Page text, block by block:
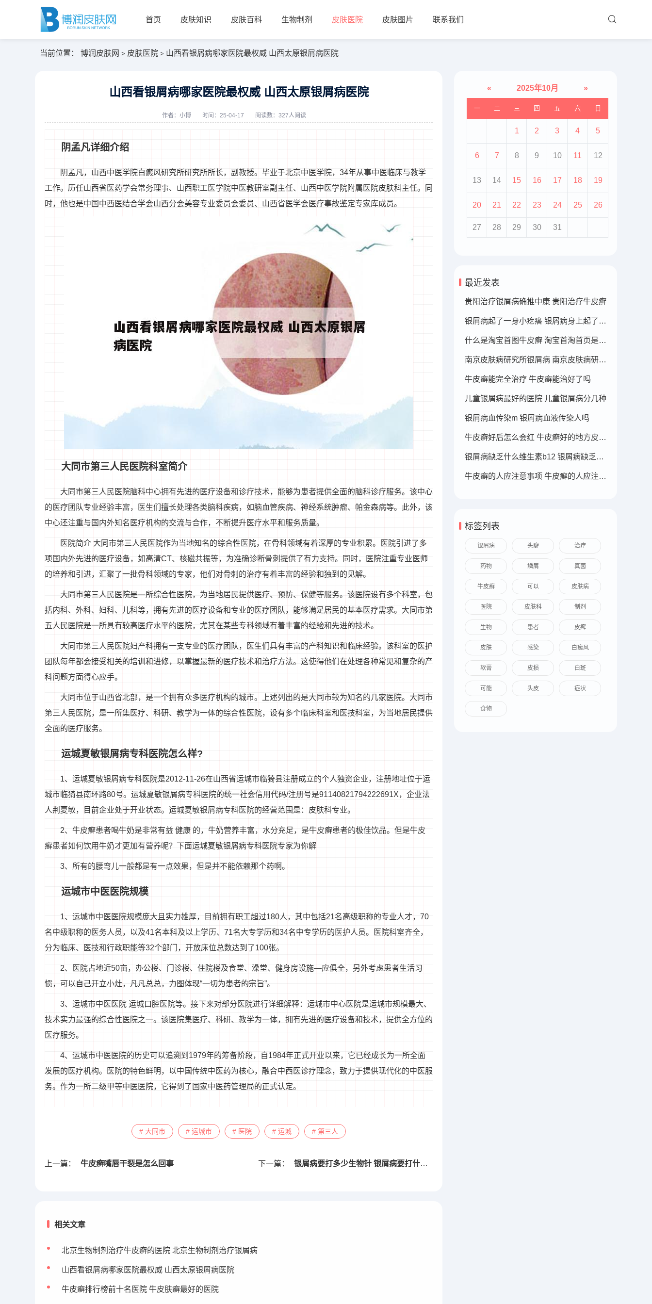
首页 皮肤知识 皮肤百科 生物制剂 皮肤医院 皮肤图片 联系我们
当前位置： 博润皮肤网 > 皮肤医院 > 山西看银屑病哪家医院最权威 山西太原银屑病医院
山西看银屑病哪家医院最权威 山西太原银屑病医院
作者： 小博 时间：25-04-17 阅读数：327人阅读
阴孟凡详细介绍
阴孟凡，山西中医学院白癜风研究所研究所所长，副教授。毕业于北京中医学院，34年从事中医临床与教学
工作。历任山西省医药学会常务理事、山西职工医学院中医教研室副主任、山西中医学院附属医院皮肤科主任。同
时，他也是中国中西医结合学会山西分会美容专业委员会委员、山西省医学会医疗事故鉴定专家库成员。
大同市第三人民医院科室简介
大同市第三人民医院脑科中心拥有先进的医疗设备和诊疗技术，能够为患者提供全面的脑科诊疗服务。该中心
的医疗团队专业经验丰富，医生们擅长处理各类脑科疾病，如脑血管疾病、神经系统肿瘤、帕金森病等。此外，该
中心还注重与国内外知名医疗机构的交流与合作，不断提升医疗水平和服务质量。
医院简介 大同市第三人民医院作为当地知名的综合性医院，在骨科领域有着深厚的专业积累。医院引进了多
项国内外先进的医疗设备，如高清CT、核磁共振等，为准确诊断骨刺提供了有力支持。同时，医院注重专业医师
的培养和引进，汇聚了一批骨科领域的专家，他们对骨刺的治疗有着丰富的经验和独到的见解。
大同市第三人民医院是一所综合性医院，为当地居民提供医疗、预防、保健等服务。该医院设有多个科室，包
括内科、外科、妇科、儿科等，拥有先进的医疗设备和专业的医疗团队，能够满足居民的基本医疗需求。大同市第
五人民医院是一所具有较高医疗水平的医院，尤其在某些专科领域有着丰富的经验和先进的技术。
大同市第三人民医院妇产科拥有一支专业的医疗团队，医生们具有丰富的产科知识和临床经验。该科室的医护
团队每年都会接受相关的培训和进修，以掌握最新的医疗技术和治疗方法。这使得他们在处理各种常见和复杂的产
科问题方面得心应手。
大同市位于山西省北部，是一个拥有众多医疗机构的城市。上述列出的是大同市较为知名的几家医院。大同市
第三人民医院，是一所集医疗、科研、教学为一体的综合性医院，设有多个临床科室和医技科室，为当地居民提供
全面的医疗服务。
运城夏敏银屑病专科医院怎么样?
1、运城夏敏银屑病专科医院是2012-11-26在山西省运城市临猗县注册成立的个人独资企业，注册地址位于运
城市临猗县南环路80号。运城夏敏银屑病专科医院的统一社会信用代码/注册号是91140821794222691X，企业法
人荆夏敏，目前企业处于开业状态。运城夏敏银屑病专科医院的经营范围是：皮肤科专业。
2、牛皮癣患者喝牛奶是非常有益 健康 的，牛奶营养丰富，水分充足，是牛皮癣患者的极佳饮品。但是牛皮
癣患者如何饮用牛奶才更加有营养呢？下面运城夏敏银屑病专科医院专家为你解
3、所有的腰弯儿一般都是有一点效果，但是并不能依赖那个药啊。
运城市中医医院规模
1、运城市中医医院规模庞大且实力雄厚，目前拥有职工超过180人，其中包括21名高级职称的专业人才，70
名中级职称的医务人员，以及41名本科及以上学历、71名大专学历和34名中专学历的医护人员。医院科室齐全，
分为临床、医技和行政职能等32个部门，开放床位总数达到了100张。
2、医院占地近50亩，办公楼、门诊楼、住院楼及食堂、澡堂、健身房设施—应俱全，另外考虑患者生活习
惯，可以自己开立小灶，凡凡总总，力图体现“一切为患者的宗旨”。
3、运城市中医医院 运城口腔医院等。接下来对部分医院进行详细解释：运城市中心医院是运城市规模最大、
技术实力最强的综合性医院之一。该医院集医疗、科研、教学为一体，拥有先进的医疗设备和技术，提供全方位的
医疗服务。
4、运城市中医医院的历史可以追溯到1979年的筹备阶段，自1984年正式开业以来，它已经成长为一所全面
发展的医疗机构。医院的特色鲜明，以中国传统中医药为核心，融合中西医诊疗理念，致力于提供现代化的中医服
务。作为一所二级甲等中医医院，它得到了国家中医药管理局的正式认定。
# 大同市 # 运城市 # 医院 # 运城 # 第三人
上一篇： 牛皮癣嘴唇干裂是怎么回事 下一篇： 银屑病要打多少生物针 银屑病要打什么生物制剂
相关文章
北京生物制剂治疗牛皮癣的医院 北京生物制剂治疗银屑病
山西看银屑病哪家医院最权威 山西太原银屑病医院
牛皮癣排行榜前十名医院 牛皮肤癣最好的医院
« 2025年10月 »
一 二 三 四 五 六 日
1 2 3 4 5
6 7 8 9 10 11 12
13 14 15 16 17 18 19
20 21 22 23 24 25 26
27 28 29 30 31
最近发表
贵阳治疗银屑病确推中康 贵阳治疗牛皮癣
银屑病起了一身小疙瘩 银屑病身上起了好多疙瘩
什么是淘宝首图牛皮癣 淘宝首淘首页是什么
南京皮肤病研究所银屑病 南京皮肤病研究所看银屑病哪个医生厉害
牛皮癣能完全治疗 牛皮癣能治好了吗
儿童银屑病最好的医院 儿童银屑病分几种
银屑病血传染m 银屑病血液传染人吗
牛皮癣好后怎么会红 牛皮癣好的地方皮肤变红
银屑病缺乏什么维生素b12 银屑病缺乏什么维生素b12可以补充
牛皮癣的人应注意事项 牛皮癣的人应注意事项
标签列表
银屑病 头癣 治疗
药物 鳞屑 真菌
牛皮癣 可以 皮肤病
医院 皮肤科 制剂
生物 患者 皮癣
皮肤 感染 白癜风
软膏 皮损 白斑
可能 头皮 症状
食物